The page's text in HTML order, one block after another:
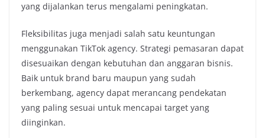
yang dijalankan terus mengalami peningkatan.
Fleksibilitas juga menjadi salah satu keuntungan
menggunakan TikTok agency. Strategi pemasaran dapat
disesuaikan dengan kebutuhan dan anggaran bisnis.
Baik untuk brand baru maupun yang sudah
berkembang, agency dapat merancang pendekatan
yang paling sesuai untuk mencapai target yang
diinginkan.